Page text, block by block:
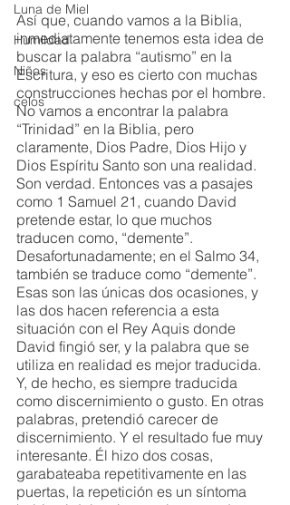
Luna de Miel
Humildad
Niños
celos
Así que, cuando vamos a la Biblia,
inmediatamente tenemos esta idea de
buscar la palabra “autismo” en la
Escritura, y eso es cierto con muchas
construcciones hechas por el hombre.
No vamos a encontrar la palabra
“Trinidad” en la Biblia, pero
claramente, Dios Padre, Dios Hijo y
Dios Espíritu Santo son una realidad.
Son verdad. Entonces vas a pasajes
como 1 Samuel 21, cuando David
pretende estar, lo que muchos
traducen como, “demente”.
Desafortunadamente; en el Salmo 34,
también se traduce como “demente”.
Esas son las únicas dos ocasiones, y
las dos hacen referencia a esta
situación con el Rey Aquis donde
David fingió ser, y la palabra que se
utiliza en realidad es mejor traducida.
Y, de hecho, es siempre traducida
como discernimiento o gusto. En otras
palabras, pretendió carecer de
discernimiento. Y el resultado fue muy
interesante. Él hizo dos cosas,
garabateaba repetitivamente en las
puertas, la repetición es un síntoma